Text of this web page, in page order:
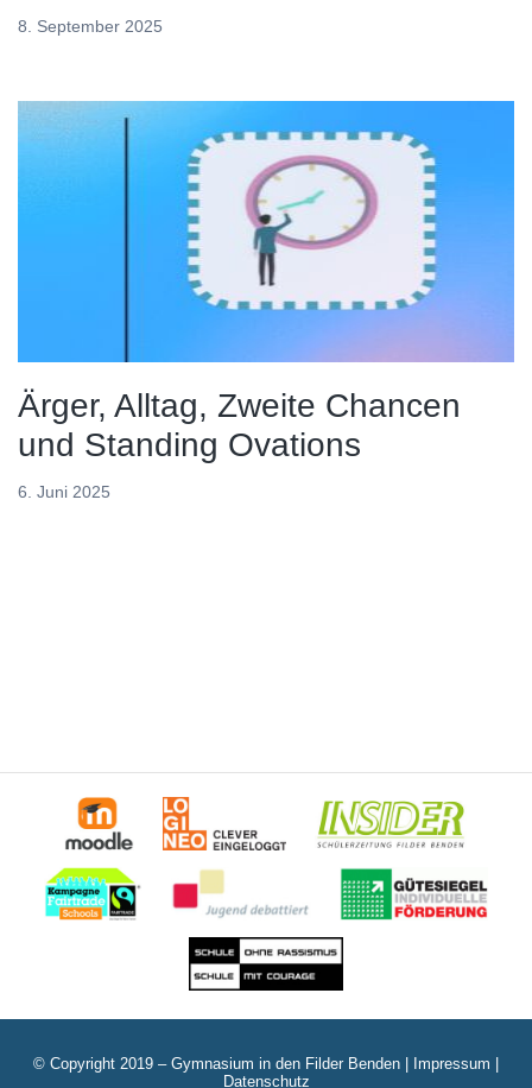
8. September 2025
Ärger, Alltag, Zweite Chancen
und Standing Ovations
6. Juni 2025
© Copyright 2019 – Gymnasium in den Filder Benden | Impressum
Datenschutz